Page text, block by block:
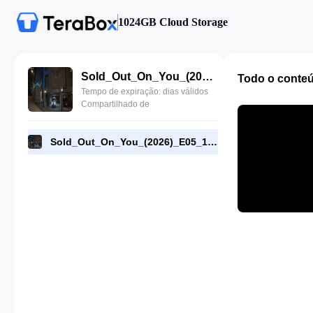
1024GB Cloud Storage
Sold_Out_On_You_(2026)_E05_1080p_WEB-DL_[RMC].mp4
Tempo de expiração: dias válidos
Compartilhado de
Sold_Out_On_You_(2026)_E05_1080p_WEB-DL_[RMC].mp4
Todo o